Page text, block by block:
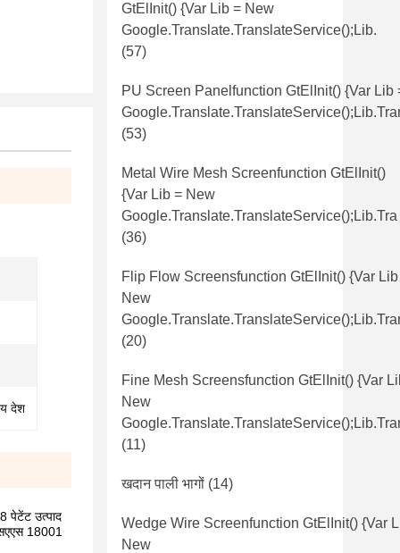
देश
पेटेंट उत्पाद
18001
GtElInit() {var Lib = New
Google.translate.TranslateService();lib.
(57)
PU Screen Panelfunction GtElInit() {var Lib
(53)
Metal Wire Mesh Screenfunction GtElInit()
{var Lib = New
Google.translate.TranslateService();lib.tra
(36)
Flip Flow Screensfunction GtElInit() {var
New
(20)
Fine Mesh Screensfunction GtElInit() {var
New
(11)
खदान पाली भागों (14)
Wedge Wire Screenfunction GtElInit() {var
New